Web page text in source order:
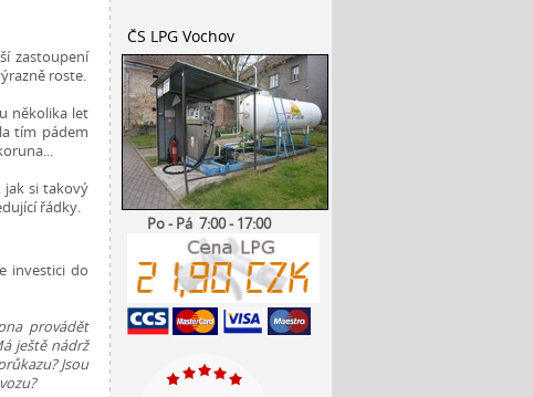
zastoupení
roste.
několika let
tím pádem
jak si takový
řádky.
investici do
provádět
ještě nádrž
Jsou
ČS LPG Vochov
Po - Pá 7:00 - 17:00